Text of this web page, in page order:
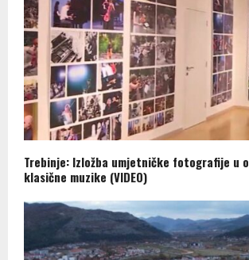
Trebinje: Izložba umjetničke fotografije u
klasične muzike (VIDEO)